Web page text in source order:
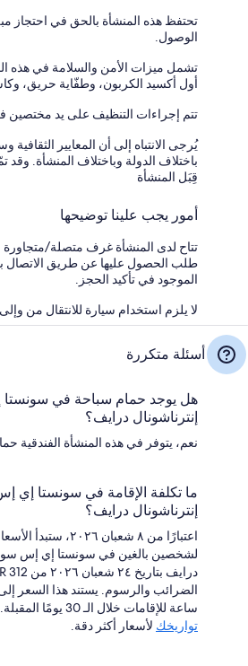
تحتفظ هذه المنشأة بالحق في احتجاز
الوصول.
تشمل ميزات الأمن والسلامة في هذه
أول أكسيد الكربون، وطفّاية حريق،
تتم إجراءات التنظيف على يد مختصين
يُرجى الانتباه إلى أن المعايير
باختلاف الدولة وباختلاف المنشأة.
قِبَل المنشأة
أمور يجب علينا توضيحها
تتاح لدى المنشأة غرف متصلة/متجاورة
طلب الحصول عليها عن طريق الاتصال
الموجود في تأكيد الحجز.
لا يلزم استخدام سيارة للانتقال من
أسئلة متكررة
هل يوجد حمام سباحة في سونستا
إنترناشونال درايف؟
نعم، يتوفر في هذه المنشأة
ما تكلفة الإقامة في سونستا إي
إنترناشونال درايف؟
اعتبارًا من ٨ شعبان
لشخصين بالغين في سونستا إي إس
ساعة للإقامات خلال الـ 30 يومًا المقبلة. تخضع الأسعار للتغيير.
تواريخك لأسعار أكثر دقة.